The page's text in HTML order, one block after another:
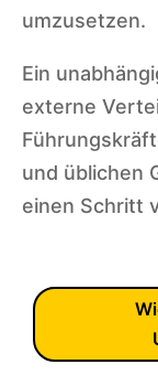
umzusetzen.
Ein
externe
und üblichen
einen Schritt